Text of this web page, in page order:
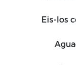
Eis-los